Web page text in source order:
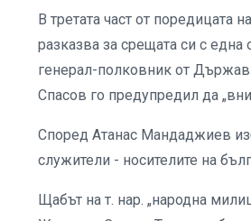
В третата част от поредицата
разказва за срещата си с
генерал-полковник от
Спасов го предупредил да
Според Атанас Мандаджиев
служители - носителите на
Щабът на т. нар. „народна